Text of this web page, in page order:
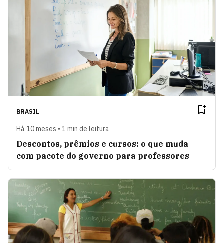
BRASIL
Há 10 meses • 1 min de leitura
Descontos, prêmios e cursos: o que muda
com pacote do governo para professores